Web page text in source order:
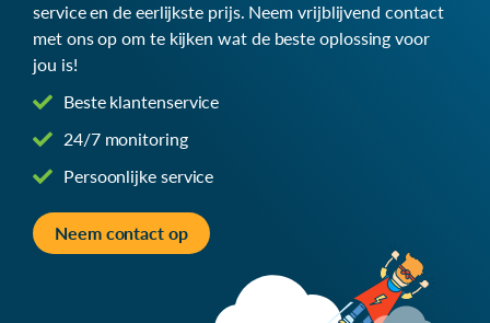
service en de eerlijkste prijs. Neem vrijblijvend contact
met ons op om te kijken wat de beste oplossing voor
jou is!
Beste klantenservice
24/7 monitoring
Persoonlijke service
Neem contact op